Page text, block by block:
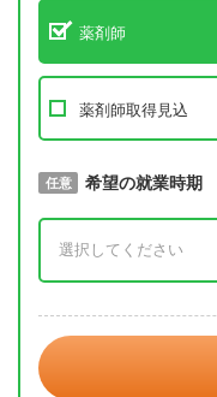
薬剤師
薬剤師取得見込
必須 取得予定年
任意 希望の就業時期